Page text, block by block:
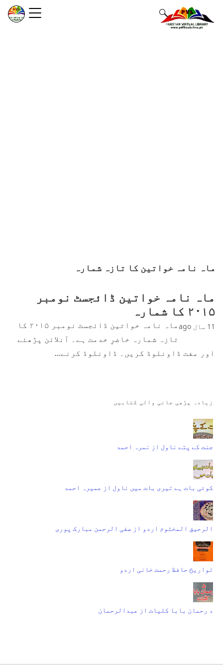
ماہ نامہ خواتین کا تازہ شمارہ
ماہ نامہ خواتین ڈائجسٹ نومبر
۲۰۱۵ کا شمارہ
11 سال ago
ماہ نامہ خواتین ڈائجسٹ نومبر ۲۰۱۵ کا
تازہ شمارہ خاضرِ خدمت ہے۔ آنلائن پڑھئے
اور مفت ڈاونلوڈ کریں۔ ڈاونلوڈ کرنے…
زیادہ پڑھی جانی والی کتابیں
جنت کے پتے ناول از نمرہ احمد
کوئی بات ہے تیری بات میں ناول از عمیرہ احمد
الرحیق المختوم اردو از صفی الرحمن مبارک پوری
تواریخ حافظ رحمت خانی اردو
د رحمان بابا کلیات از عبدالرحمان